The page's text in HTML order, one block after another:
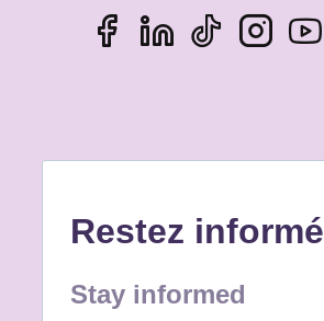
ne devrait avoir à subir des
des insultes ou des
plus grande vigilance
collectivement pour
racisme. Une cellule